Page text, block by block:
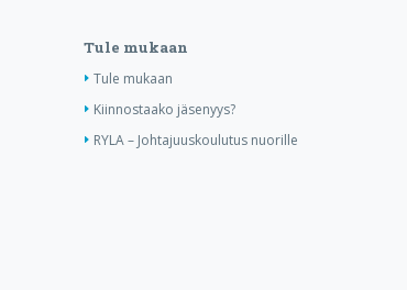
Tule mukaan
Tule mukaan
Kiinnostaako jäsenyys?
RYLA – Johtajuuskoulutus nuorille